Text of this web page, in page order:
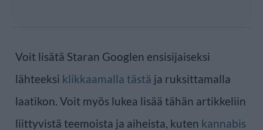
Voit lisätä Staran Googlen ensisijaiseksi
lähteeksi klikkaamalla tästä ja ruksittamalla
laatikon. Voit myös lukea lisää tähän artikkeliin
liittyvistä teemoista ja aiheista, kuten kannabis